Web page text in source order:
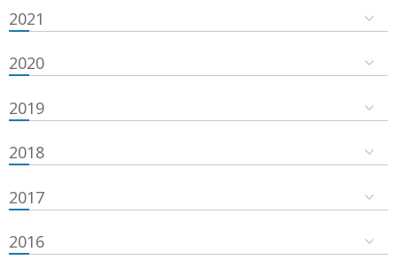
2021
2020
2019
2018
2017
2016